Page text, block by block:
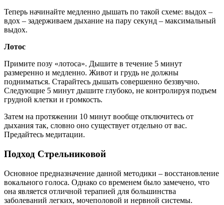
Теперь начинайте медленно дышать по такой схеме: выдох –
вдох – задерживаем дыхание на пару секунд – максимальный
выдох.
Лотос
Примите позу «лотоса». Дышите в течение 5 минут
размеренно и медленно. Живот и грудь не должны
подниматься. Старайтесь дышать совершенно беззвучно.
Следующие 5 минут дышите глубоко, не контролируя подъем
грудной клетки и громкость.
Затем на протяжении 10 минут вообще отключитесь от
дыхания так, словно оно существует отдельно от вас.
Предайтесь медитации.
Подход Стрельниковой
Основное предназначение данной методики – восстановление
вокального голоса. Однако со временем было замечено, что
она является отличной терапией для большинства
заболеваний легких, мочеполовой и нервной системы.